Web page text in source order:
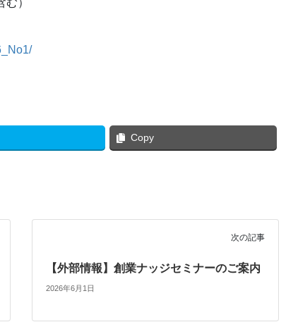
）
Copy
次の記事
【外部情報】創業ナッジセミナーのご案内
2026年6月1日